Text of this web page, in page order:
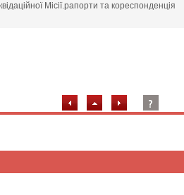
Місії.рапорти та кореспонденція